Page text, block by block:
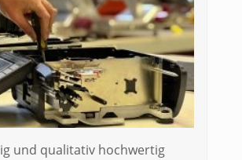
und qualitativ hochwertig